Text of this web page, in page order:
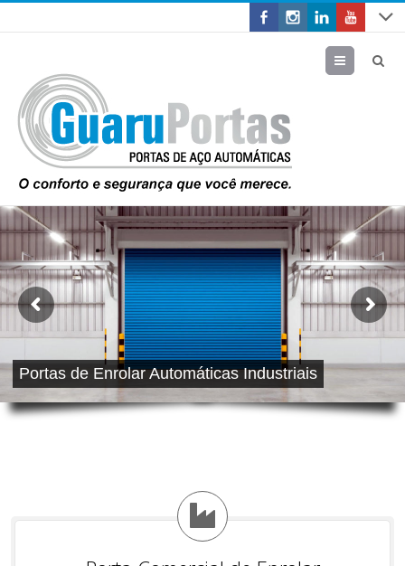
Menu
Portas de Enrolar Automáticas Industriais